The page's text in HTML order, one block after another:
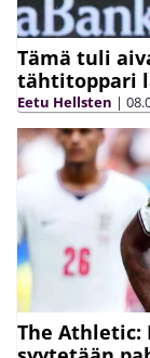
Tämä tuli
tähtitoppari
Eetu Hellsten |
The Athletic: